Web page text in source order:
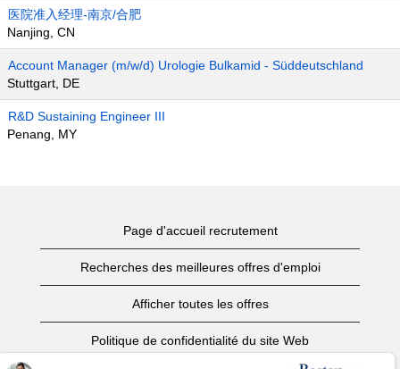
医院准入经理-南京/合肥
Nanjing, CN
Account Manager (m/w/d) Urologie Bulkamid - Süddeutschland
Stuttgart, DE
R&D Sustaining Engineer III
Penang, MY
Page d'accueil recrutement
Recherches des meilleures offres d'emploi
Afficher toutes les offres
Politique de confidentialité du site Web